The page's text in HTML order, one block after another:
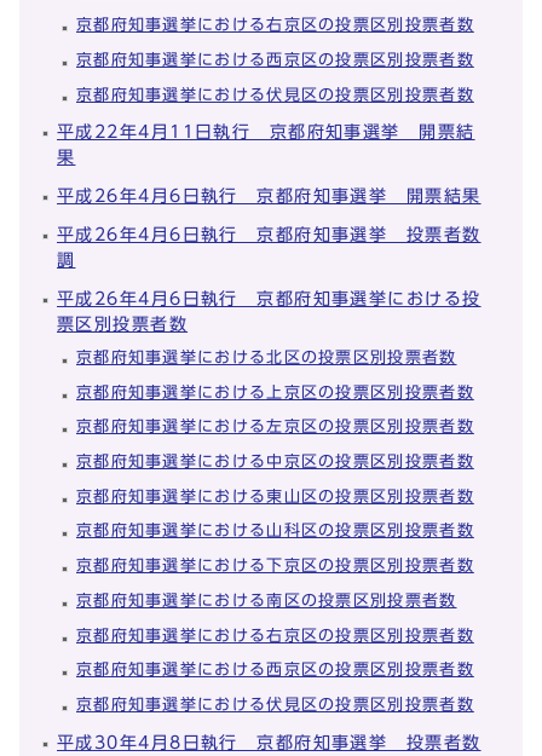
京都府知事選挙における右京区の投票区別投票者数
京都府知事選挙における西京区の投票区別投票者数
京都府知事選挙における伏見区の投票区別投票者数
平成22年4月11日執行 京都府知事選挙 開票結
果
平成26年4月6日執行 京都府知事選挙 開票結果
平成26年4月6日執行 京都府知事選挙 投票者数
調
平成26年4月6日執行 京都府知事選挙における投
票区別投票者数
京都府知事選挙における北区の投票区別投票者数
京都府知事選挙における上京区の投票区別投票者数
京都府知事選挙における左京区の投票区別投票者数
京都府知事選挙における中京区の投票区別投票者数
京都府知事選挙における東山区の投票区別投票者数
京都府知事選挙における山科区の投票区別投票者数
京都府知事選挙における下京区の投票区別投票者数
京都府知事選挙における南区の投票区別投票者数
京都府知事選挙における右京区の投票区別投票者数
京都府知事選挙における西京区の投票区別投票者数
京都府知事選挙における伏見区の投票区別投票者数
平成30年4月8日執行 京都府知事選挙 投票者数